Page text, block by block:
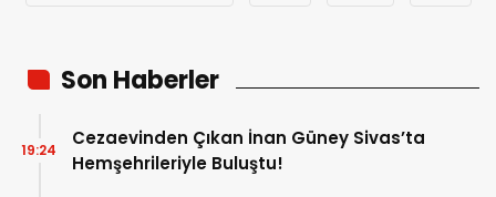
Son Haberler
Cezaevinden Çıkan İnan Güney Sivas’ta
Hemşehrileriyle Buluştu!
19:24